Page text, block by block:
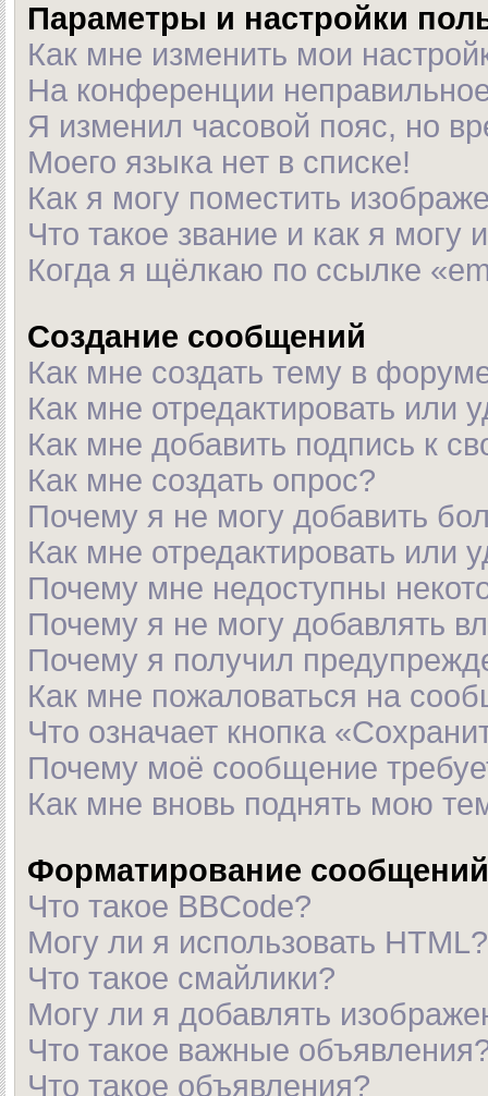
Параметры и настройки
Как мне изменить мои
На конференции
Я изменил часовой пояс, но
Моего языка нет в списке!
Как я могу поместить
Что такое звание и как я могу
Когда я щёлкаю по ссылке
Создание сообщений
Как мне создать тему в
Как мне отредактировать или
Как мне добавить подпись к
Как мне создать опрос?
Почему я не могу добавить
Как мне отредактировать или
Почему мне недоступны
Почему я не могу добавлять
Почему я получил
Как мне пожаловаться на
Что означает кнопка
Почему моё сообщение
Как мне вновь поднять мою
Форматирование
Что такое BBCode?
Могу ли я использовать HTML?
Что такое смайлики?
Могу ли я добавлять
Что такое важные
Что такое объявления?